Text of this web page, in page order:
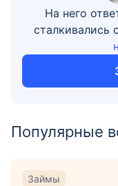
На него
сталкивались
Популярные
Займы